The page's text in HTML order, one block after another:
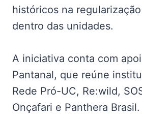
históricos na
dentro das unidades.
A iniciativa conta com
Pantanal, que reúne
Rede Pró-UC, Re:wild,
Onçafari e Panthera Brasil.